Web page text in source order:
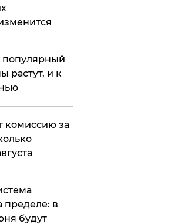
популярный
растут, и к
комиссию за
пределе: в
будут